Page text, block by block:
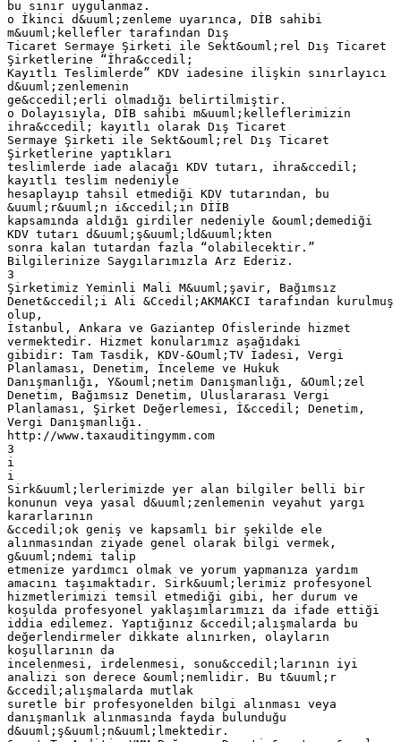
bu sınır uygulanmaz.
o İkinci d&uuml;zenleme uyarınca, DİB sahibi
m&uuml;kellefler tarafından Dış
Ticaret Sermaye Şirketi ile Sekt&ouml;rel Dış Ticaret
Şirketlerine “İhra&ccedil;
Kayıtlı Teslimlerde” KDV iadesine ilişkin sınırlayıcı
d&uuml;zenlemenin
ge&ccedil;erli olmadığı belirtilmiştir.
o Dolayısıyla, DİB sahibi m&uuml;kelleflerimizin
ihra&ccedil; kayıtlı olarak Dış Ticaret
Sermaye Şirketi ile Sekt&ouml;rel Dış Ticaret
Şirketlerine yaptıkları
teslimlerde iade alacağı KDV tutarı, ihra&ccedil;
kayıtlı teslim nedeniyle
hesaplayıp tahsil etmediği KDV tutarından, bu
&uuml;r&uuml;n i&ccedil;in DİİB
kapsamında aldığı girdiler nedeniyle &ouml;demediği
KDV tutarı d&uuml;ş&uuml;ld&uuml;kten
sonra kalan tutardan fazla “olabilecektir.”
Bilgilerinize Saygılarımızla Arz Ederiz.
3
Şirketimiz Yeminli Mali M&uuml;şavir, Bağımsız
Denet&ccedil;i Ali &Ccedil;AKMAKCI tarafından kurulmuş
olup,
İstanbul, Ankara ve Gaziantep Ofislerinde hizmet
vermektedir. Hizmet konularımız aşağıdaki
gibidir: Tam Tasdik, KDV-&Ouml;TV İadesi, Vergi
Planlaması, Denetim, İnceleme ve Hukuk
Danışmanlığı, Y&ouml;netim Danışmanlığı, &Ouml;zel
Denetim, Bağımsız Denetim, Uluslararası Vergi
Planlaması, Şirket Değerlemesi, İ&ccedil; Denetim,
Vergi Danışmanlığı.
http://www.taxauditingymm.com
3
i
i
Sirk&uuml;lerlerimizde yer alan bilgiler belli bir
konunun veya yasal d&uuml;zenlemenin veyahut yargı
kararlarının
&ccedil;ok geniş ve kapsamlı bir şekilde ele
alınmasından ziyade genel olarak bilgi vermek,
g&uuml;ndemi talip
etmenize yardımcı olmak ve yorum yapmanıza yardım
amacını taşımaktadır. Sirk&uuml;lerimiz profesyonel
hizmetlerimizi temsil etmediği gibi, her durum ve
koşulda profesyonel yaklaşımlarımızı da ifade ettiği
iddia edilemez. Yaptığınız &ccedil;alışmalarda bu
değerlendirmeler dikkate alınırken, olayların
koşullarının da
incelenmesi, irdelenmesi, sonu&ccedil;larının iyi
analizi son derece &ouml;nemlidir. Bu t&uuml;r
&ccedil;alışmalarda mutlak
suretle bir profesyonelden bilgi alınması veya
danışmanlık alınmasında fayda bulunduğu
d&uuml;ş&uuml;n&uuml;lmektedir.